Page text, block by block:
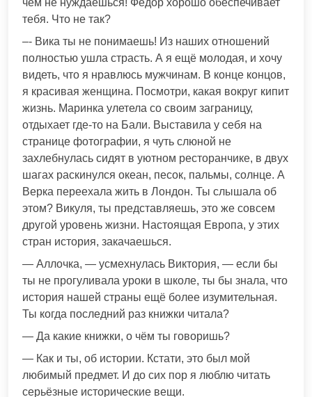
чем не нуждаешься! Фёдор хорошо обеспечивает
тебя. Что не так?
–- Вика ты не понимаешь! Из наших отношений
полностью ушла страсть. А я ещё молодая, и хочу
видеть, что я нравлюсь мужчинам. В конце концов,
я красивая женщина. Посмотри, какая вокруг кипит
жизнь. Маринка улетела со своим заграницу,
отдыхает где-то на Бали. Выставила у себя на
странице фотографии, я чуть слюной не
захлебнулась сидят в уютном ресторанчике, в двух
шагах раскинулся океан, песок, пальмы, солнце. А
Верка переехала жить в Лондон. Ты слышала об
этом? Викуля, ты представляешь, это же совсем
другой уровень жизни. Настоящая Европа, у этих
стран история, закачаешься.
— Аллочка, — усмехнулась Виктория, — если бы
ты не прогуливала уроки в школе, ты бы знала, что
история нашей страны ещё более изумительная.
Ты когда последний раз книжки читала?
— Да какие книжки, о чём ты говоришь?
— Как и ты, об истории. Кстати, это был мой
любимый предмет. И до сих пор я люблю читать
серьёзные исторические вещи.